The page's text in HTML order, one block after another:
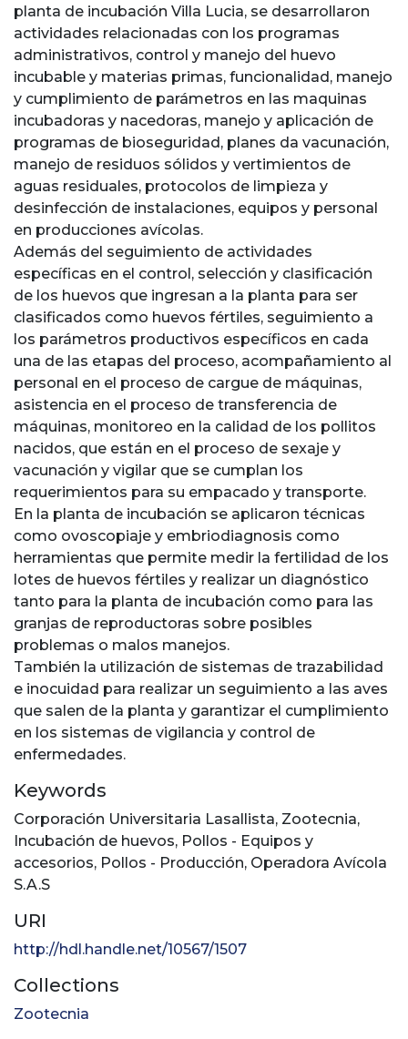
planta de incubación Villa Lucia, se desarrollaron
actividades relacionadas con los programas
administrativos, control y manejo del huevo
incubable y materias primas, funcionalidad, manejo
y cumplimiento de parámetros en las maquinas
incubadoras y nacedoras, manejo y aplicación de
programas de bioseguridad, planes da vacunación,
manejo de residuos sólidos y vertimientos de
aguas residuales, protocolos de limpieza y
desinfección de instalaciones, equipos y personal
en producciones avícolas.
Además del seguimiento de actividades
específicas en el control, selección y clasificación
de los huevos que ingresan a la planta para ser
clasificados como huevos fértiles, seguimiento a
los parámetros productivos específicos en cada
una de las etapas del proceso, acompañamiento al
personal en el proceso de cargue de máquinas,
asistencia en el proceso de transferencia de
máquinas, monitoreo en la calidad de los pollitos
nacidos, que están en el proceso de sexaje y
vacunación y vigilar que se cumplan los
requerimientos para su empacado y transporte.
En la planta de incubación se aplicaron técnicas
como ovoscopiaje y embriodiagnosis como
herramientas que permite medir la fertilidad de los
lotes de huevos fértiles y realizar un diagnóstico
tanto para la planta de incubación como para las
granjas de reproductoras sobre posibles
problemas o malos manejos.
También la utilización de sistemas de trazabilidad
e inocuidad para realizar un seguimiento a las aves
que salen de la planta y garantizar el cumplimiento
en los sistemas de vigilancia y control de
enfermedades.
Keywords
Corporación Universitaria Lasallista, Zootecnia,
Incubación de huevos, Pollos - Equipos y
accesorios, Pollos - Producción, Operadora Avícola
S.A.S
URI
http://hdl.handle.net/10567/1507
Collections
Zootecnia